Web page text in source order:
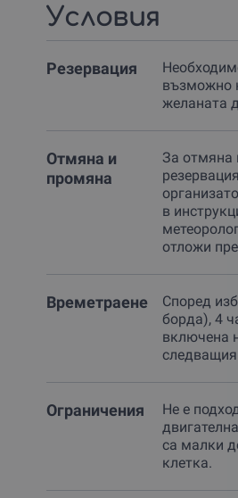
Условия
Резервация
възможно
желаната
Отмяна и
промяна
За отмяна
в
отложи
Времетраене
Според
борда), 4
включена
следващия
Ограничения
Не е
са малки
клетка.